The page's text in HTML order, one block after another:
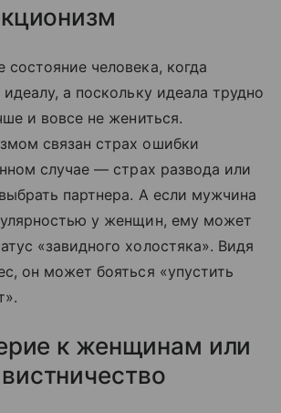
состояние человека, когда
а поскольку идеала трудно
и вовсе не жениться.
связан страх ошибки
случае — страх развода или
партнера. А если мужчина
у женщин, ему может
«завидного холостяка». Видя
он может бояться «упустить
к женщинам или